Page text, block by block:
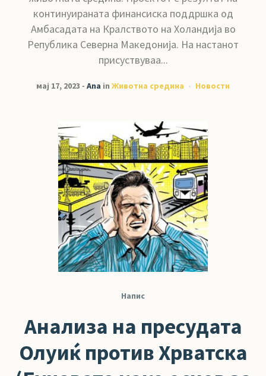
континуираната финансиска поддршка од
Амбасадата на Кралството на Холандија во
Република Северна Македонија. На настанот
присуствуваа...
мај 17, 2023 Ana in Животна средина Новости
Напис
Анализа на пресудата
Олуиќ против Хрватска